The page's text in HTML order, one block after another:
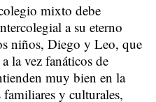
mixto debe
a su eterno
niños, Diego y Leo, que
la vez fanáticos de
muy bien en la
y culturales,